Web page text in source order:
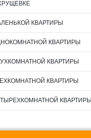
КВАРТИРЫ
КВАРТИРЫ
КВАРТИРЫ
КВАРТИРЫ
КВАРТИРЫ